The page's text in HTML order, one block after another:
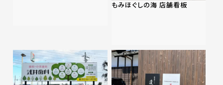
もみほぐしの海 店舗看板